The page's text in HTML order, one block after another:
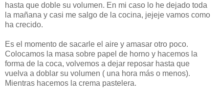
hasta que doble su volumen. En mi caso lo he dejado toda
la mañana y casi me salgo de la cocina, jejeje vamos como
ha crecido.
Es el momento de sacarle el aire y amasar otro poco.
Colocamos la masa sobre papel de horno y hacemos la
forma de la coca, volvemos a dejar reposar hasta que
vuelva a doblar su volumen ( una hora más o menos).
Mientras hacemos la crema pastelera.